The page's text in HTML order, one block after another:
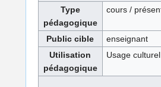
Type
pédagogique
cours /
Public cible
enseignant
Utilisation
pédagogique
Usage